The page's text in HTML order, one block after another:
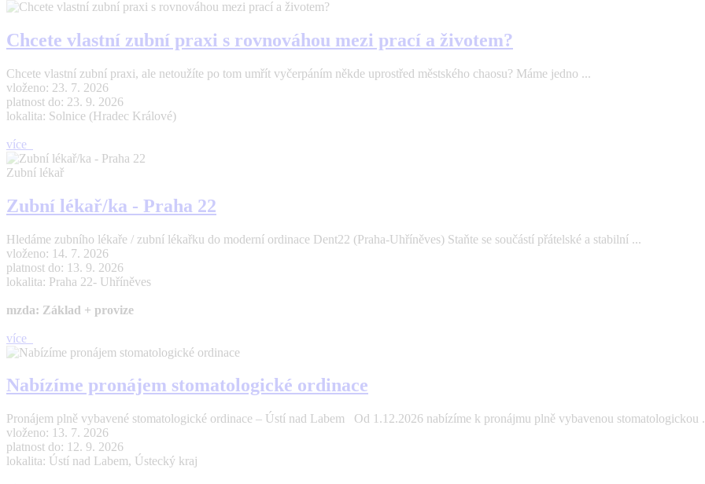
Chcete vlastní zubní praxi s rovnováhou mezi prací a životem?
Chcete vlastní zubní praxi, ale netoužíte po tom umřít vyčerpáním někde uprostřed městského chaosu? Máme jedno ...
vloženo: 23. 7. 2026
platnost do: 23. 9. 2026
lokalita: Solnice (Hradec Králové)
více
Zubní lékař
Zubní lékař/ka - Praha 22
Hledáme zubního lékaře / zubní lékařku do moderní ordinace Dent22 (Praha-Uhříněves) Staňte se součástí přátelské a stabilní ...
vloženo: 14. 7. 2026
platnost do: 13. 9. 2026
lokalita: Praha 22- Uhříněves
mzda: Základ + provize
více
Nabízíme pronájem stomatologické ordinace
Pronájem plně vybavené stomatologické ordinace – Ústí nad Labem Od 1.12.2026 nabízíme k pronájmu plně vybavenou stomatologickou
vloženo: 13. 7. 2026
platnost do: 12. 9. 2026
lokalita: Ústí nad Labem, Ústecký kraj